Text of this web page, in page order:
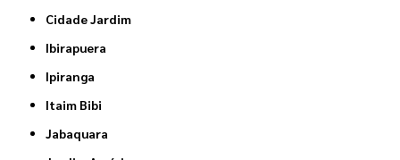
Cidade Jardim
Ibirapuera
Ipiranga
Itaim Bibi
Jabaquara